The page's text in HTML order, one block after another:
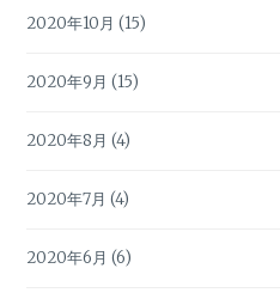
2020年10月 (15)
2020年9月 (15)
2020年8月 (4)
2020年7月 (4)
2020年6月 (6)